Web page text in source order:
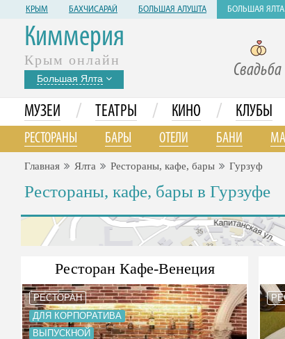
КРЫМ БАХЧИСАРАЙ БОЛЬШАЯ АЛУШТА БОЛЬШАЯ ЯЛТА
Киммерия
Крым онлайн
Большая Ялта Свадьба
МУЗЕИ / ТЕАТРЫ / КИНО / КЛУБЫ
РЕСТОРАНЫ БАРЫ ОТЕЛИ БАНИ
Главная Ялта Рестораны, кафе, бары Гурзуф
Рестораны, кафе, бары в Гурзуфе
Ресторан Кафе-Венеция
РЕСТОРАН
ДЛЯ КОРПОРАТИВА
ВЫПУСКНОЙ